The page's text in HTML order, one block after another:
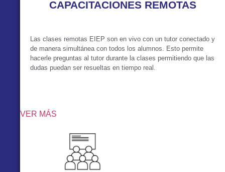
CAPACITACIONES REMOTAS
Las clases remotas EIEP son en vivo con un tutor conectado y
de manera simultánea con todos los alumnos. Esto permite
hacerle preguntas al tutor durante la clases permitiendo que las
dudas puedan ser resueltas en tiempo real.
VER MÁS